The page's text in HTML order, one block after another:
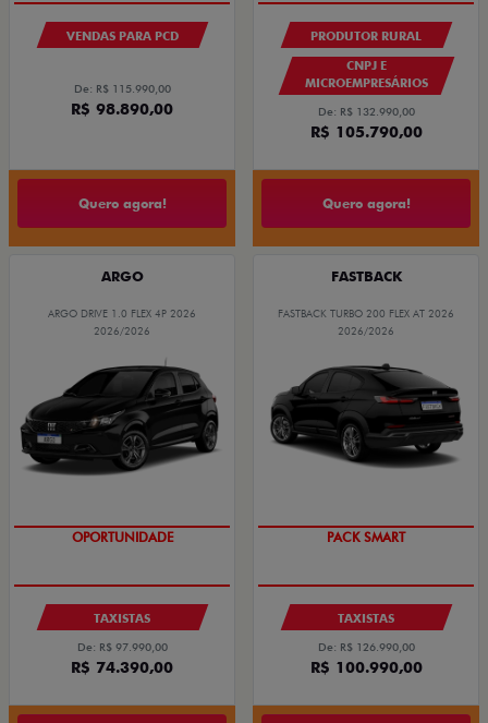
VENDAS PARA PCD
De: R$ 115.990,00
R$ 98.890,00
Quero agora!
PRODUTOR RURAL
CNPJ E
MICROEMPRESÁRIOS
De: R$ 132.990,00
R$ 105.790,00
Quero agora!
ARGO
ARGO DRIVE 1.0 FLEX 4P 2026
2026/2026
OPORTUNIDADE
TAXISTAS
De: R$ 97.990,00
R$ 74.390,00
FASTBACK
FASTBACK TURBO 200 FLEX AT 2026
2026/2026
PACK SMART
TAXISTAS
De: R$ 126.990,00
R$ 100.990,00